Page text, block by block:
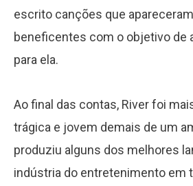
escrito canções que
beneficentes com o objetivo de
para ela.
Ao final das contas, River foi
trágica e jovem demais de um
produziu alguns dos melhores
indústria do entretenimento em